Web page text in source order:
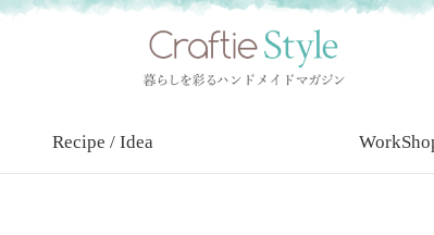
Recipe / Idea